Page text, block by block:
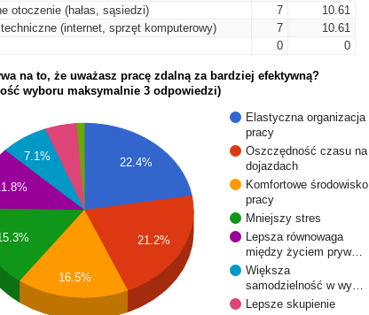
otoczenie (hałas, sąsiedzi) 7
10.61
(internet, sprzęt komputerowy) 7
10.61
0 0
na to, że uważasz pracę zdalną za bardziej efektywną?
wyboru maksymalnie 3 odpowiedzi)
Elastyczna organizacja
pracy
Oszczędność czasu na
dojazdach
Komfortowe środowisko
pracy
Mniejszy stres
Lepsza równowaga
między życiem pryw…
Większa
samodzielność w wy…
Lepsze skupienie
22.4%
21.2%
7.1%
16.5%